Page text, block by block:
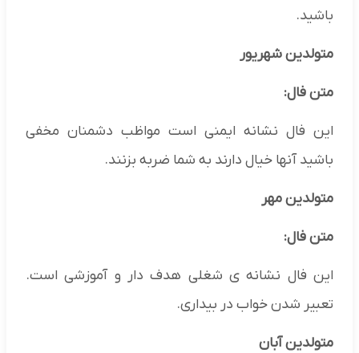
باشید.
متولدین شهریور
متن فال:
این فال نشانه ایمنی است مواظب دشمنان مخفی
باشید آنها خیال دارند به شما ضربه بزنند.
متولدین مهر
متن فال:
این فال نشانه ی شغلی هدف دار و آموزشی است.
تعبیر شدن خواب در بیداری.
متولدین آبان